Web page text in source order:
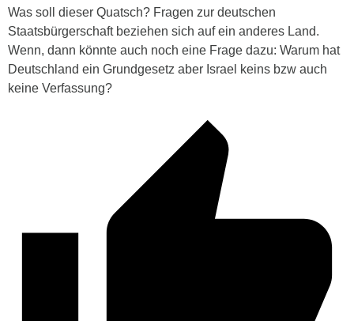
Was soll dieser Quatsch? Fragen zur deutschen
Staatsbürgerschaft beziehen sich auf ein anderes Land.
Wenn, dann könnte auch noch eine Frage dazu: Warum hat
Deutschland ein Grundgesetz aber Israel keins bzw auch
keine Verfassung?